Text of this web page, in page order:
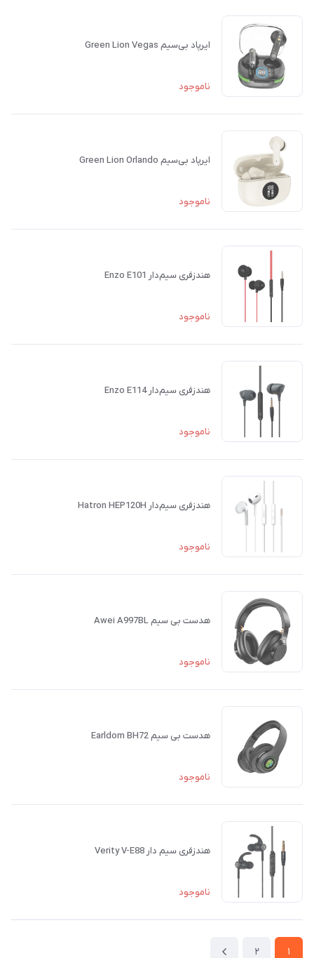
ایرپاد بی‌سیم Green Lion Vegas
ناموجود
ایرپاد بی‌سیم Green Lion Orlando
ناموجود
هندزفری سیم‌دار Enzo E101
ناموجود
هندزفری سیم‌دار Enzo E114
ناموجود
هندزفری سیم‌دار Hatron HEP120H
ناموجود
هدست بی سیم Awei A997BL
ناموجود
هدست بی سیم Earldom BH72
ناموجود
هندزفری سیم دار Verity V-E88
ناموجود
1
2